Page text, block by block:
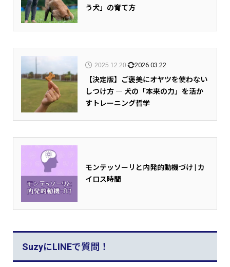
う犬」の育て方
2025.12.20 2026.03.22
【決定版】ご褒美にオヤツを使わない
しつけ方 ― 犬の「本来の力」を活か
すトレーニング哲学
モンテッソーリと内発的動機づけ | カ
イロス時間
SuzyにLINEで質問！